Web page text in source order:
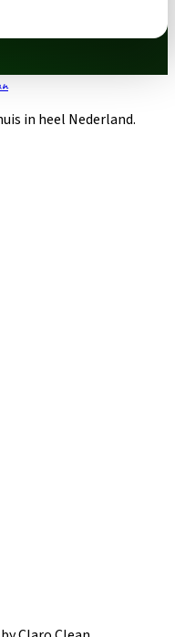
in heel Nederland.